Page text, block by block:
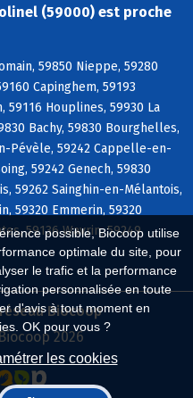
possible, Biocoop utilise
optimale du site, pour
le trafic et la performance
personnalisée en toute
d'avis à tout moment en
OK pour vous ?
les cookies
(59000) est proche
59850 Nieppe, 59280
Capinghem, 59193
59116 Houplines, 59930 La
Bachy, 59830 Bourghelles,
Pévèle, 59242 Cappelle-en-
59242 Genech, 59830
59262 Sainghin-en-Mélantois,
59320 Emmerin, 59320
59136 Wavrin, 59249
Biocoop
2026